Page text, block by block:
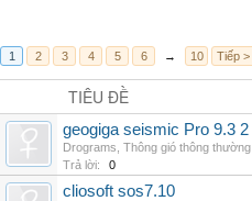
1 2 3 4 5 6 → 10 Tiếp >
TIÊU ĐỀ
geogiga seismic Pro 9.3 2
Drograms Thông gió thông thường
Trả lời:
0
cliosoft sos7.10